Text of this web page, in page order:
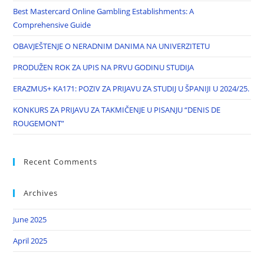
Best Mastercard Online Gambling Establishments: A
Comprehensive Guide
OBAVJEŠTENJE O NERADNIM DANIMA NA UNIVERZITETU
PRODUŽEN ROK ZA UPIS NA PRVU GODINU STUDIJA
ERAZMUS+ KA171: POZIV ZA PRIJAVU ZA STUDIJ U ŠPANIJI U 2024/25.
KONKURS ZA PRIJAVU ZA TAKMIČENJE U PISANJU “DENIS DE
ROUGEMONT”
Recent Comments
Archives
June 2025
April 2025